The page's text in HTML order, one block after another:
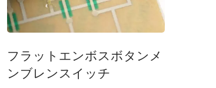
フラットエンボスボタンメ
ンブレンスイッチ